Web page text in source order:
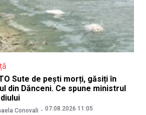
Sute de pești morți, găsiți în
din Dănceni. Ce spune ministrul
Conovali 07.08.2026 11:05